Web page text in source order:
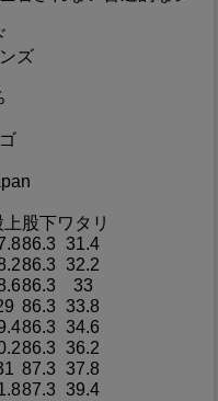
ズ
上股下 ワタリ
86.3 31.4
86.3 32.2
86.3
33
86.3 33.8
86.3 34.6
86.3 36.2
87.3 37.8
87.3 39.4